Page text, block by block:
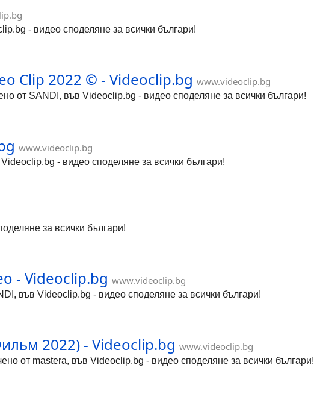
- видео споделяне за всички българи!
Clip 2022 © - Videoclip.bg www.videoclip.bg
от SANDI, във Videoclip.bg - видео споделяне за всички българи!
www.videoclip.bg
- видео споделяне за всички българи!
за всички българи!
- Videoclip.bg www.videoclip.bg
във Videoclip.bg - видео споделяне за всички българи!
2022) - Videoclip.bg www.videoclip.bg
от mastera, във Videoclip.bg - видео споделяне за всички българи!